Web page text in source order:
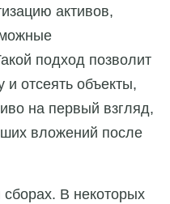
активов,
подход позволит
и отсеять объекты,
на первый взгляд,
вложений после
В некоторых